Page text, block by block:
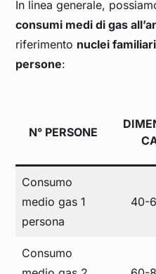
In linea generale,
consumi medi di gas
riferimento nuclei
persone:
N° PERSONE
Consumo
medio gas 1
persona
40-
Consumo